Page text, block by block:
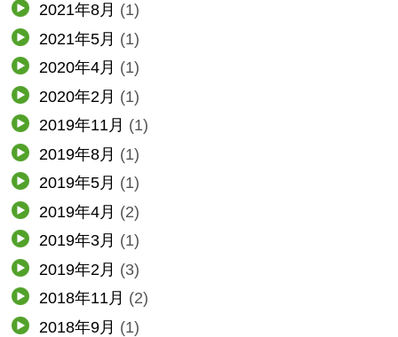
2021年8月 (1)
2021年5月 (1)
2020年4月 (1)
2020年2月 (1)
2019年11月 (1)
2019年8月 (1)
2019年5月 (1)
2019年4月 (2)
2019年3月 (1)
2019年2月 (3)
2018年11月 (2)
2018年9月 (1)